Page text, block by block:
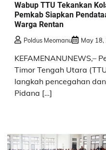
Wabup TTU Tekankan
Pemkab Siapkan
Warga Rentan
Poldus Meomanu May 18,
KEFAMENANUNEWS,–
Timor Tengah Utara
langkah pencegahan
Pidana […]